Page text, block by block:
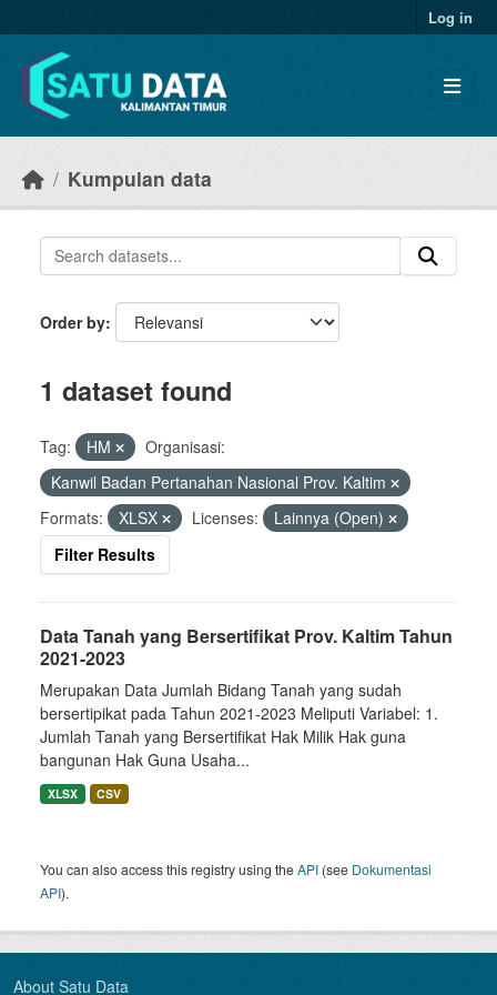
Log in
Kumpulan data
Order by
1 dataset found
Tag: HM
Organisasi:
Kanwil Badan Pertanahan Nasional Prov. Kaltim
Formats:
XLSX Licenses:
Lainnya (Open)
Filter Results
Data Tanah yang Bersertifikat Prov. Kaltim Tahun
2021-2023
Merupakan Data Jumlah Bidang Tanah yang sudah
bersertipikat pada Tahun 2021-2023 Meliputi Variabel: 1.
Jumlah Tanah yang Bersertifikat Hak Milik Hak guna
bangunan Hak Guna Usaha...
XLSX CSV
You can also access this registry using theAPI (see Dokumentasi
API).
About Satu Data